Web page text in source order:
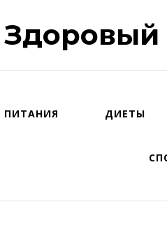
Здоровый
ПИТАНИЯ ДИЕТЫ